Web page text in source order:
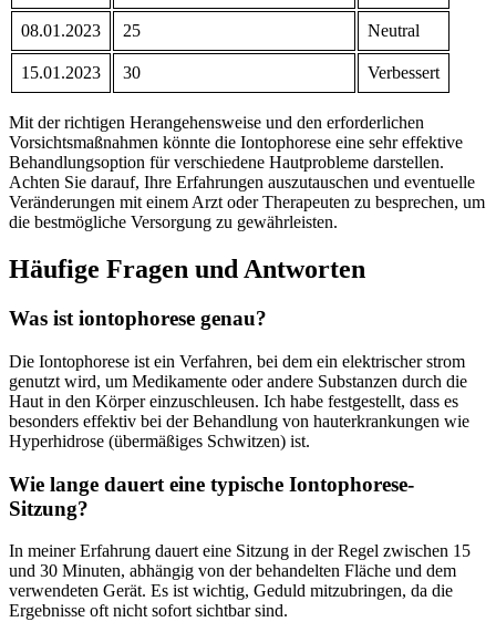
08.01.2023 25 Neutral
15.01.2023 30 Verbessert
Mit der richtigen Herangehensweise und den erforderlichen
‌Vorsichtsmaßnahmen könnte die⁤ Iontophorese‍ eine sehr ⁣effektive
Behandlungsoption⁢ für⁤ verschiedene Hautprobleme darstellen.
Achten‍ Sie ⁢darauf, Ihre Erfahrungen auszutauschen und eventuelle
Veränderungen mit einem Arzt oder Therapeuten zu ‌besprechen, um
die bestmögliche Versorgung ‌zu gewährleisten.
Häufige Fragen und⁢ Antworten
Was ist iontophorese‌ genau?
Die⁣ Iontophorese ist ein Verfahren, bei dem ein⁢ elektrischer ‌strom
⁣genutzt wird, ‍um Medikamente oder andere⁢ Substanzen durch die
Haut in den Körper einzuschleusen. Ich habe festgestellt, dass es
besonders effektiv bei der Behandlung von hauterkrankungen wie
Hyperhidrose (übermäßiges Schwitzen) ist.
Wie lange dauert eine typische Iontophorese-
Sitzung?
In meiner Erfahrung dauert eine Sitzung ⁣in der ⁣Regel zwischen 15
und 30 Minuten, ‌abhängig von der behandelten Fläche und dem
verwendeten‌ Gerät. Es ist ⁣wichtig, Geduld mitzubringen, da die
Ergebnisse oft ‌nicht ​sofort sichtbar sind.